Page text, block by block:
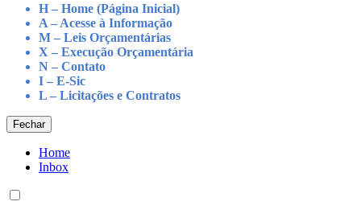
H – Home (Página Inicial)
A – Acesse à Informação
M – Leis Orçamentárias
X – Execução Orçamentária
N – Contato
I – E-Sic
L – Licitações e Contratos
Fechar
Home
Inbox